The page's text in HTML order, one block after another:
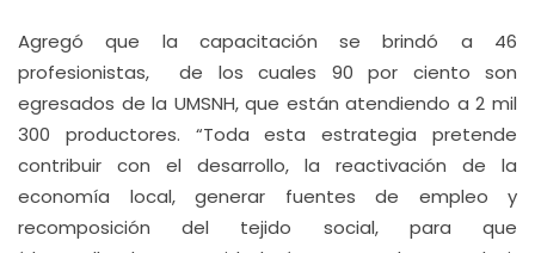
Agregó que la capacitación se brindó a 46
profesionistas, de los cuales 90 por ciento son
egresados de la UMSNH, que están atendiendo a 2 mil
300 productores. “Toda esta estrategia pretende
contribuir con el desarrollo, la reactivación de la
economía local, generar fuentes de empleo y
recomposición del tejido social, para que